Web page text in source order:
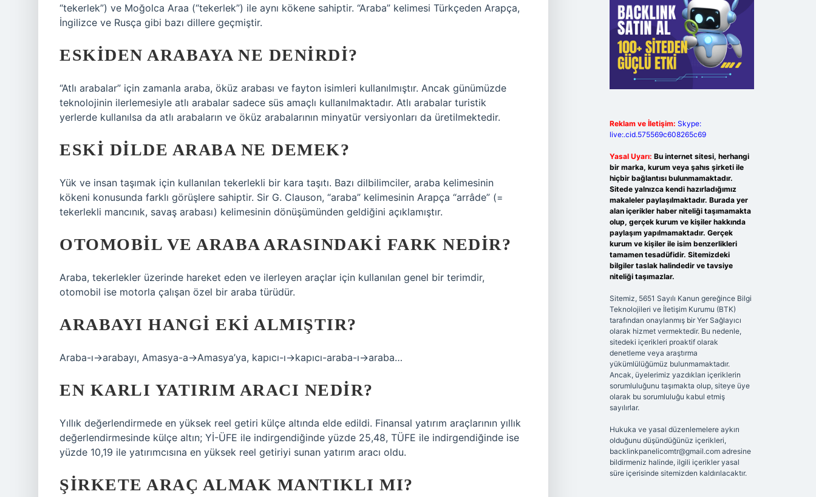
“tekerlek”) ve Moğolca Araa (“tekerlek”) ile aynı kökene sahiptir. “Araba” kelimesi Türkçeden Arapça,
İngilizce ve Rusça gibi bazı dillere geçmiştir.
ESKIDEN ARABAYA NE DENIRDI?
“Atlı arabalar” için zamanla araba, öküz arabası ve fayton isimleri kullanılmıştır. Ancak günümüzde
teknolojinin ilerlemesiyle atlı arabalar sadece süs amaçlı kullanılmaktadır. Atlı arabalar turistik
yerlerde kullanılsa da atlı arabaların ve öküz arabalarının minyatür versiyonları da üretilmektedir.
ESKI DILDE ARABA NE DEMEK?
Yük ve insan taşımak için kullanılan tekerlekli bir kara taşıtı. Bazı dilbilimciler, araba kelimesinin
kökeni konusunda farklı görüşlere sahiptir. Sir G. Clauson, “araba” kelimesinin Arapça “arrâde” (=
tekerlekli mancınık, savaş arabası) kelimesinin dönüşümünden geldiğini açıklamıştır.
OTOMOBIL VE ARABA ARASINDAKI FARK NEDIR?
Araba, tekerlekler üzerinde hareket eden ve ilerleyen araçlar için kullanılan genel bir terimdir,
otomobil ise motorla çalışan özel bir araba türüdür.
ARABAYI HANGI EKI ALMIŞTIR?
Araba-ı→arabayı, Amasya-a→Amasya’ya, kapıcı-ı→kapıcı-araba-ı→araba…
EN KARLI YATIRIM ARACI NEDIR?
Yıllık değerlendirmede en yüksek reel getiri külçe altında elde edildi. Finansal yatırım araçlarının yıllık
değerlendirmesinde külçe altın; Yİ-ÜFE ile indirgendiğinde yüzde 25,48, TÜFE ile indirgendiğinde ise
yüzde 10,19 ile yatırımcısına en yüksek reel getiriyi sunan yatırım aracı oldu.
ŞIRKETE ARAÇ ALMAK MANTIKLI MI?
Reklam ve İletişim: Skype:
live:.cid.575569c608265c69
Yasal Uyarı: Bu internet sitesi, herhangi
bir marka, kurum veya şahıs şirketi ile
hiçbir bağlantısı bulunmamaktadır.
Sitede yalnızca kendi hazırladığımız
makaleler paylaşılmaktadır. Burada yer
alan içerikler haber niteliği taşımamakta
olup, gerçek kurum ve kişiler hakkında
paylaşım yapılmamaktadır. Gerçek
kurum ve kişiler ile isim benzerlikleri
tamamen tesadüfidir. Sitemizdeki
bilgiler taslak halindedir ve tavsiye
niteliği taşımazlar.
Sitemiz, 5651 Sayılı Kanun gereğince Bilgi
Teknolojileri ve İletişim Kurumu (BTK)
tarafından onaylanmış bir Yer Sağlayıcı
olarak hizmet vermektedir. Bu nedenle,
sitedeki içerikleri proaktif olarak
denetleme veya araştırma
yükümlülüğümüz bulunmamaktadır.
Ancak, üyelerimiz yazdıkları içeriklerin
sorumluluğunu taşımakta olup, siteye üye
olarak bu sorumluluğu kabul etmiş
sayılırlar.
Hukuka ve yasal düzenlemelere aykırı
olduğunu düşündüğünüz içerikleri,
backlinkpanelicomtr@gmail.comadresine
bildirmeniz halinde, ilgili içerikler yasal
süre içerisinde sitemizden kaldırılacaktır.